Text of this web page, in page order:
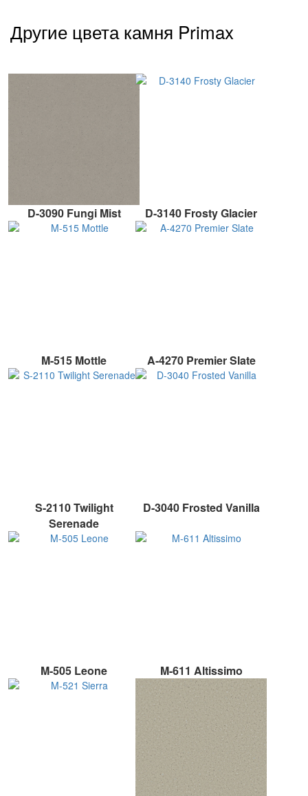
Другие цвета камня Primax
D-3090 Fungi Mist D-3140 Frosty Glacier
M-515 Mottle A-4270 Premier Slate
S-2110 Twilight
Serenade
D-3040 Frosted Vanilla
M-505 Leone M-611 Altissimo